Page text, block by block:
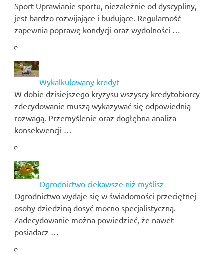
Sport Uprawianie sportu, niezależnie od dyscypliny,
jest bardzo rozwijające i budujące. Regularność
zapewnia poprawę kondycji oraz wydolności …
Wykalkulowany kredyt
W dobie dzisiejszego kryzysu wszyscy kredytobiorcy
zdecydowanie muszą wykazywać się odpowiednią
rozwagą. Przemyślenie oraz dogłębna analiza
konsekwencji …
Ogrodnictwo ciekawsze niż myślisz
Ogrodnictwo wydaje się w świadomości przeciętnej
osoby dziedziną dosyć mocno specjalistyczną.
Zadecydowanie można powiedzieć, że nawet
posiadacz …